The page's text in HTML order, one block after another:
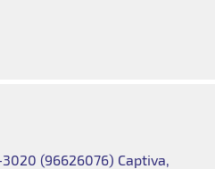
(96626076) Captiva,